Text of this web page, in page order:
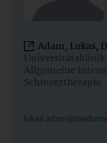
Adam, Lukas,
Universitätsklinik
Allgemeine
Schmerztherapie